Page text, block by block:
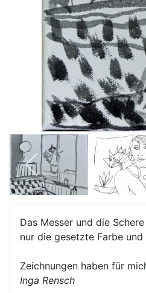
Das Messer und die
nur die gesetzte Farbe
Zeichnungen haben für
Inga Rensch